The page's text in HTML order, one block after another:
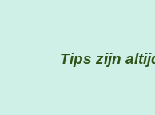
Tips zijn